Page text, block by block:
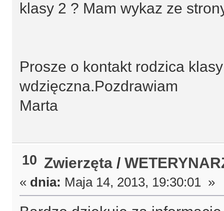
klasy 2 ? Mam wykaz ze
Prosze o kontakt rodzica
wdzięczna.Pozdrawiam
Marta
10 Zwierzęta /
« dnia: Maja 14, 2013, 19:30:01 »